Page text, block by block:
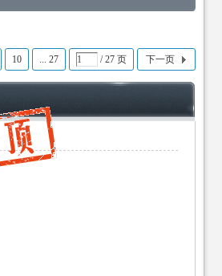
10 ... 27 / 27 页 下一页